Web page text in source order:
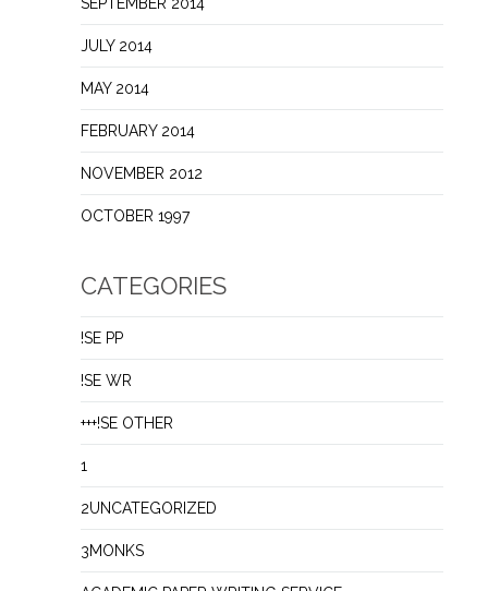
JULY 2014
MAY 2014
FEBRUARY 2014
NOVEMBER 2012
OCTOBER 1997
CATEGORIES
!SE PP
!SE WR
+++!SE OTHER
1
2UNCATEGORIZED
3MONKS